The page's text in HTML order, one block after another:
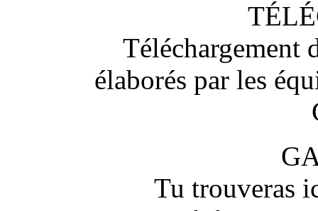
Téléchargement
élaborés par les
Tu trouveras